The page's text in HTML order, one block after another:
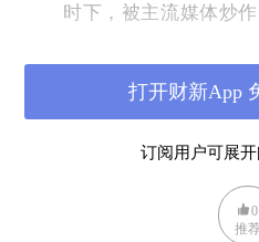
时下，被主流媒体炒
警”
波、快波）和横波
波（快波）速度快（地壳
波（慢
）但破
订阅用户可展
打开财新App
0
推